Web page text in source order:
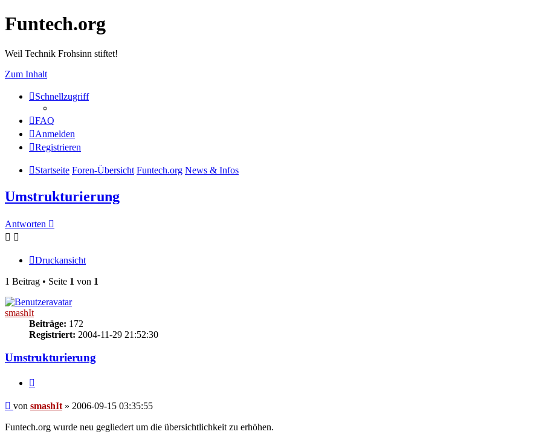
Funtech.org
Weil Technik Frohsinn stiftet!
Zum Inhalt
Schnellzugriff
FAQ
Anmelden
Registrieren
Startseite Foren-Übersicht Funtech.org News & Infos
Umstrukturierung
Antworten
Druckansicht
1 Beitrag • Seite 1 von 1
smashIt
Beiträge: 172
Registriert: 2004-11-29 21:52:30
Umstrukturierung
Beitrag
von smashIt » 2006-09-15 03:35:55
Funtech.org wurde neu gegliedert um die übersichtlichkeit zu erhöhen.